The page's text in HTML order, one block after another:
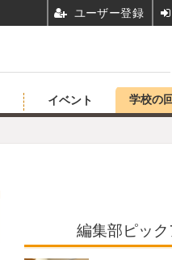
イベント 学校の
編集部ピッ
ユーザー登録